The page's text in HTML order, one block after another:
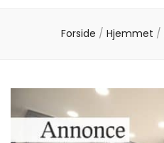
Forside / Hjemmet /